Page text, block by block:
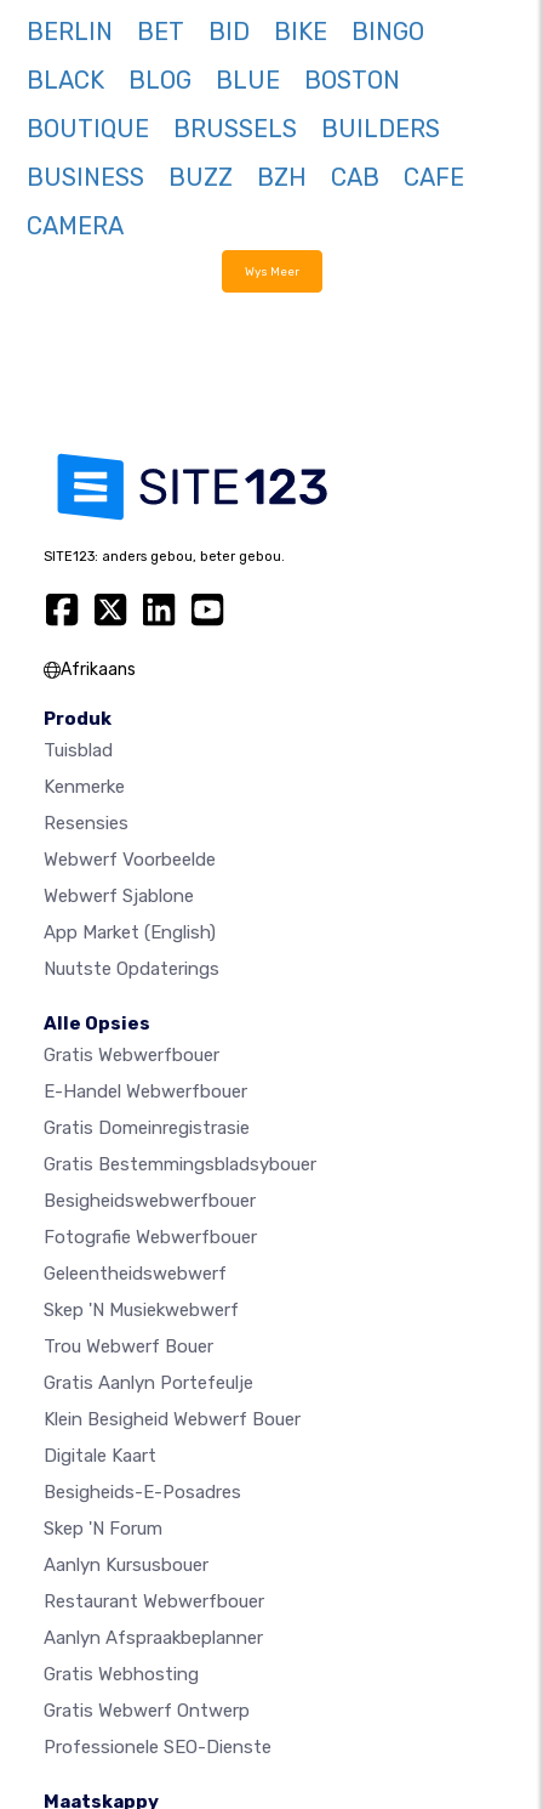
BERLIN
BET BID BIKE
BINGO
BLACK
BLOG BLUE
BOSTON
BOUTIQUE
BRUSSELS
BUILDERS
BUSINESS
BUZZ BZH CAB
CAFE
CAMERA
Wys Meer
SITE123: anders gebou, beter gebou.
Afrikaans
Produk
Tuisblad
Kenmerke
Resensies
Webwerf Voorbeelde
Webwerf Sjablone
App Market (English)
Nuutste Opdaterings
Alle Opsies
Gratis Webwerfbouer
E-Handel Webwerfbouer
Gratis Domeinregistrasie
Gratis Bestemmingsbladsybouer
Besigheidswebwerfbouer
Fotografie Webwerfbouer
Geleentheidswebwerf
Skep 'n Musiekwebwerf
Trou Webwerf Bouer
Gratis Aanlyn Portefeulje
Klein Besigheid Webwerf Bouer
Digitale Kaart
Besigheids-E-Posadres
Skep 'n Forum
Aanlyn Kursusbouer
Restaurant Webwerfbouer
Aanlyn Afspraakbeplanner
Gratis Webhosting
Gratis Webwerf Ontwerp
Professionele SEO-Dienste
Maatskappy